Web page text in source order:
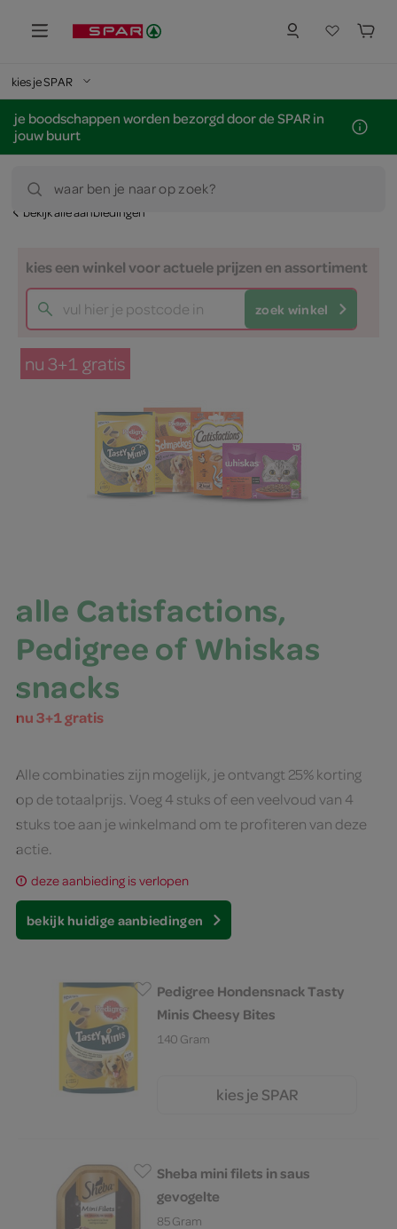
kies je SPAR
je boodschappen worden bezorgd door de SPAR in
jouw buurt
waar ben je naar op zoek?
bekijk alle aanbiedingen
kies een winkel voor actuele prijzen en assortiment
zoek winkel
nu 3+1 gratis
alle Catisfactions,
Pedigree of Whiskas
snacks
nu 3+1 gratis
Alle combinaties zijn mogelijk, je ontvangt 25% korting
op de totaalprijs. Voeg 4 stuks of een veelvoud van 4
stuks toe aan je winkelmand om te profiteren van deze
actie.
deze aanbieding is verlopen
bekijk huidige aanbiedingen
Pedigree Hondensnack Tasty
Minis Cheesy Bites
140 Gram
kies je SPAR
Sheba mini filets in saus
gevogelte
85 Gram